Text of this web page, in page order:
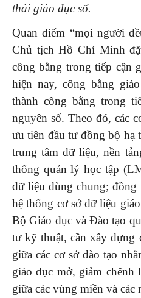
thái giáo dục số.
Quan điểm “mọi người
Chủ tịch Hồ Chí Minh
công bằng trong tiếp cận
hiện nay, công bằng
thành công bằng trong
nguyên số. Theo đó, các
ưu tiên đầu tư đồng bộ hạ
trung tâm dữ liệu, nền
thống quản lý học tập
dữ liệu dùng chung;
hệ thống cơ sở dữ liệu
Bộ Giáo dục và Đào tạo
tư kỹ thuật, cần xây dựng
giữa các cơ sở đào tạo
giáo dục mở, giảm chênh
giữa các vùng miền và